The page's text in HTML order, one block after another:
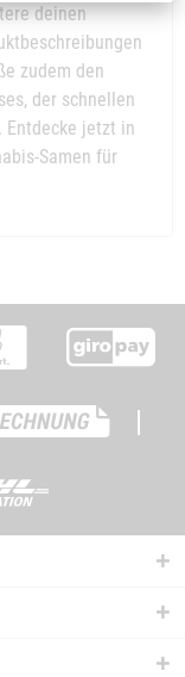
deinen
zudem den
der schnellen
Entdecke jetzt in
Samen für
|